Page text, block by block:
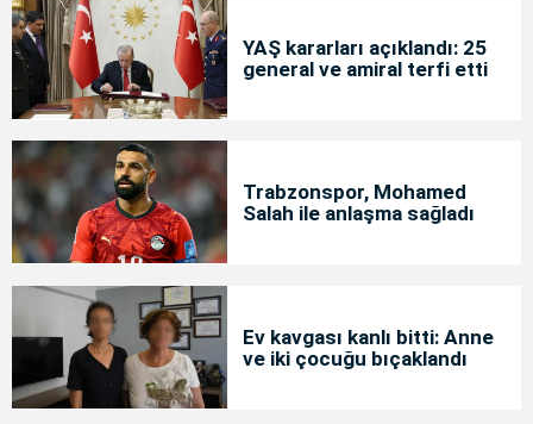
YAŞ kararları açıklandı: 25
general ve amiral terfi etti
Trabzonspor, Mohamed
Salah ile anlaşma sağladı
Ev kavgası kanlı bitti: Anne
ve iki çocuğu bıçaklandı